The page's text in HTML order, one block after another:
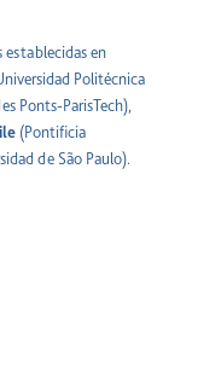
establecidas en
Politécnica
Ponts-ParisTech),
(Pontificia
de São Paulo).